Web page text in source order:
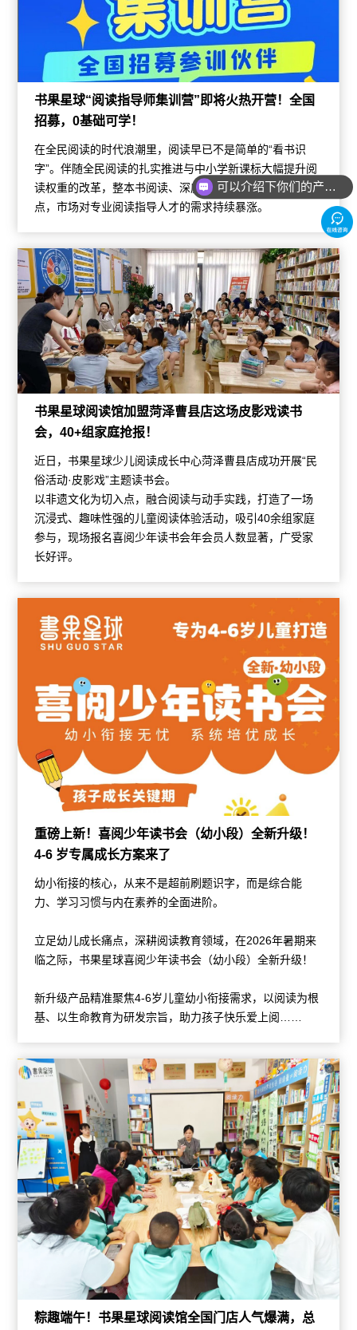
书果星球“阅读指导师集训营”即将火热开营！全国
招募，0基础可学！
在全民阅读的时代浪潮里，阅读早已不是简单的“看书识
字”。伴随全民阅读的扎实推进与中小学新课标大幅提升阅
读权重的改革，整本书阅读、深度思辨阅读成为教育重
点，市场对专业阅读指导人才的需求持续暴涨。
书果星球阅读馆加盟菏泽曹县店这场皮影戏读书
会，40+组家庭抢报！
近日，书果星球少儿阅读成长中心菏泽曹县店成功开展“民
俗活动·皮影戏”主题读书会。
以非遗文化为切入点，融合阅读与动手实践，打造了一场
沉浸式、趣味性强的儿童阅读体验活动，吸引40余组家庭
参与，现场报名喜阅少年读书会年会员人数显著，广受家
长好评。
重磅上新！喜阅少年读书会（幼小段）全新升级！
4-6 岁专属成长方案来了
幼小衔接的核心，从来不是超前刷题识字，而是综合能
力、学习习惯与内在素养的全面进阶。
立足幼儿成长痛点，深耕阅读教育领域，在2026年暑期来
临之际，书果星球喜阅少年读书会（幼小段）全新升级！
新升级产品精准聚焦4-6岁儿童幼小衔接需求，以阅读为根
基、以生命教育为研发宗旨，助力孩子快乐爱上阅……
粽趣端午！书果星球阅读馆全国门店人气爆满，总
可以介绍下你们的产品么？